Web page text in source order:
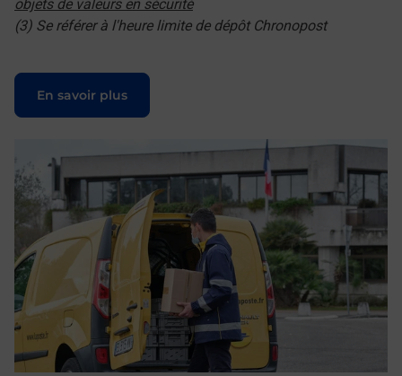
objets de valeurs en sécurité
(3) Se référer à l'heure limite de dépôt Chronopost
En savoir plus
Le lien s'ouvre dans un nouvel onglet